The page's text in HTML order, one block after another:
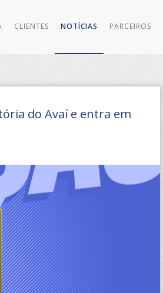
CLIENTES NOTÍCIAS PARCEIROS
do Avaí e entra em